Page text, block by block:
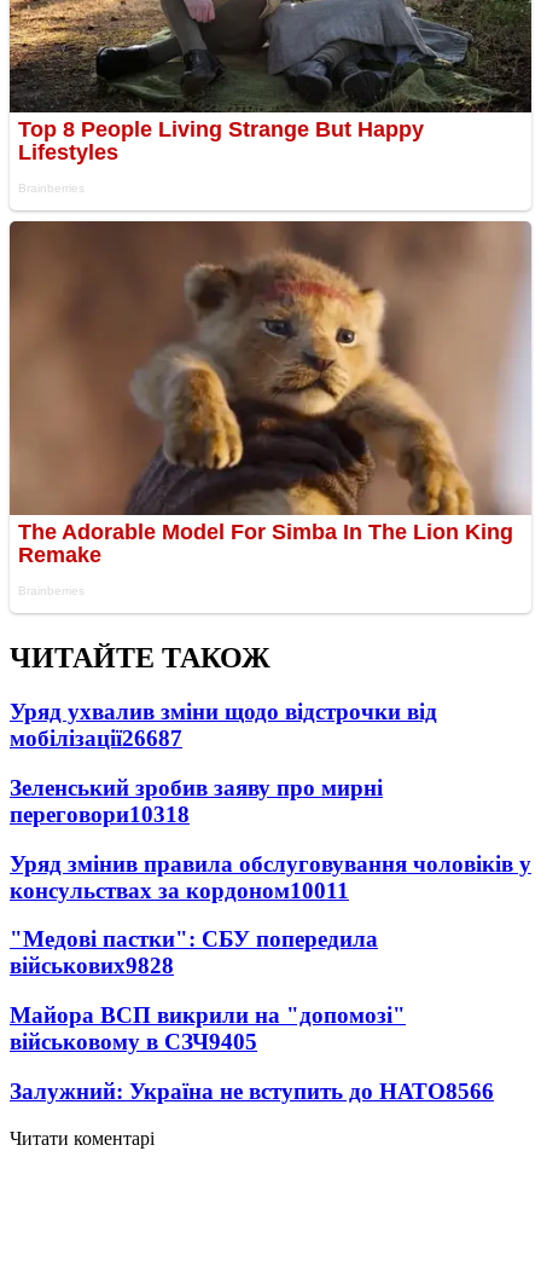
ЧИТАЙТЕ ТАКОЖ
Уряд ухвалив зміни щодо відстрочки від
мобілізації26687
Зеленський зробив заяву про мирні
переговори10318
Уряд змінив правила обслуговування чоловіків у
консульствах за кордоном10011
"Медові пастки": СБУ попередила
військових9828
Майора ВСП викрили на "допомозі"
військовому в СЗЧ9405
Залужний: Україна не вступить до НАТО8566
Читати коментарі